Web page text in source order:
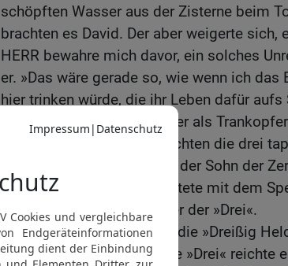
schöpften Wasser aus der Zisterne beim
brachten es David. Der aber weigerte sich,
HERR bewahre mich davor, ein solches
er. »Das wäre gerade so, wie wenn ich das
hier trinken würde, die ihr Leben dafür
haben.« Er goss das Wasser als
die Erde. Diese Tat vollbrachten die drei
Abischai, Joabs Bruder, der Sohn der
der »Dreißig Helden«. Er tötete mit dem
wurde so berühmt wie einer der »Drei«.
19
Er war angesehener als die »Dreißig
deren Anführer; doch an die »Drei« reichte